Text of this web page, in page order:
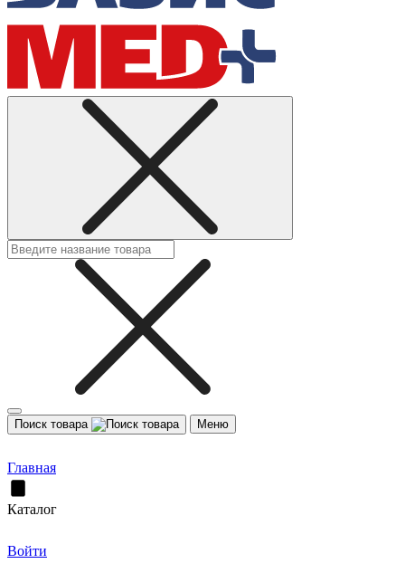
Поиск товара Меню
Главная
Каталог
Войти